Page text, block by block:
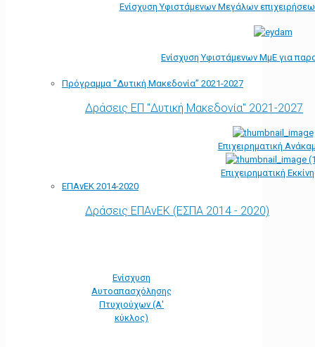
Ενίσχυση Υφιστάμενων Μεγάλων
Ενίσχυση Υφιστάμενων ΜμΕ για
Πρόγραμμα “Δυτική Μακεδονία” 2021-2027
Δράσεις ΕΠ "Δυτική Μακεδονία" 2021-2027
Επιχειρηματική
Επιχειρηματική
ΕΠΑνΕΚ 2014-2020
Δράσεις ΕΠΑνΕΚ (ΕΣΠΑ 2014 - 2020)
Ενίσχυση
Αυτοαπασχόλησης
Πτυχιούχων (Α'
κύκλος)